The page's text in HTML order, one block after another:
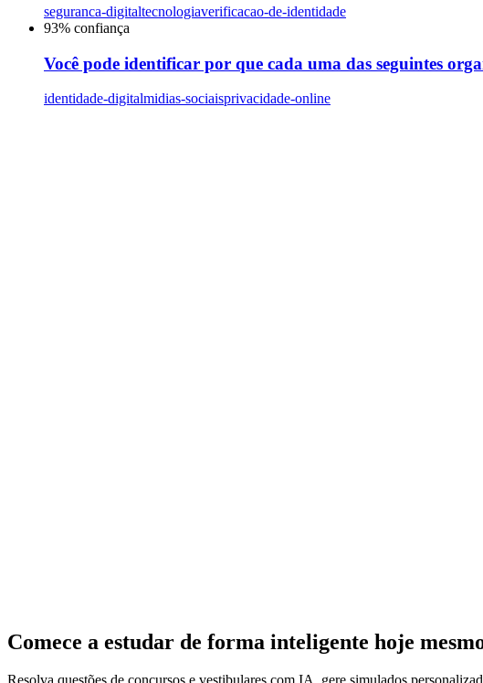
seguranca-digitaltecnologiaverificacao-de-identidade
93% confiança
Você pode identificar por que cada uma das seguintes
identidade-digitalmidias-sociaisprivacidade-online
Comece a estudar de forma inteligente hoje